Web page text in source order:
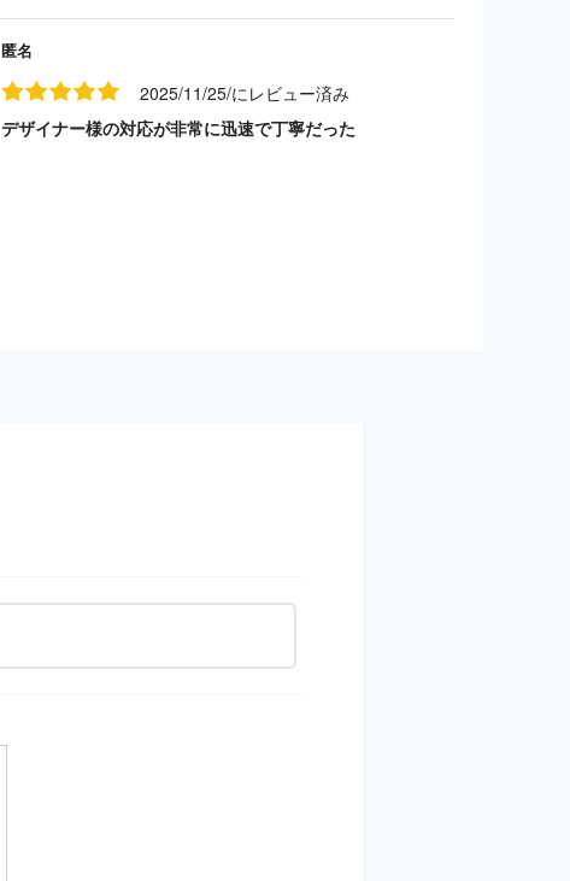
匿名
2025/11/25/にレビュー済み
デザイナー様の対応が非常に迅速で丁寧だった